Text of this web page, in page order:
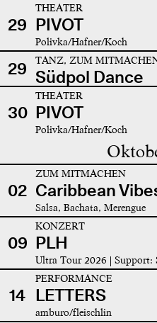
29
THEATER
PIVOT
Polivka/Hafner/Koch
29 TANZ, ZUM
Südpol Dance
30
THEATER
PIVOT
Polivka/Hafner/Koch
02
ZUM MITMACHEN
Caribbean
Salsa, Bachata, Merengue
09
KONZERT
PLH
Ultra Tour 2026 | Support:
14
PERFORMANCE
LETTERS
amburo/fleischlin